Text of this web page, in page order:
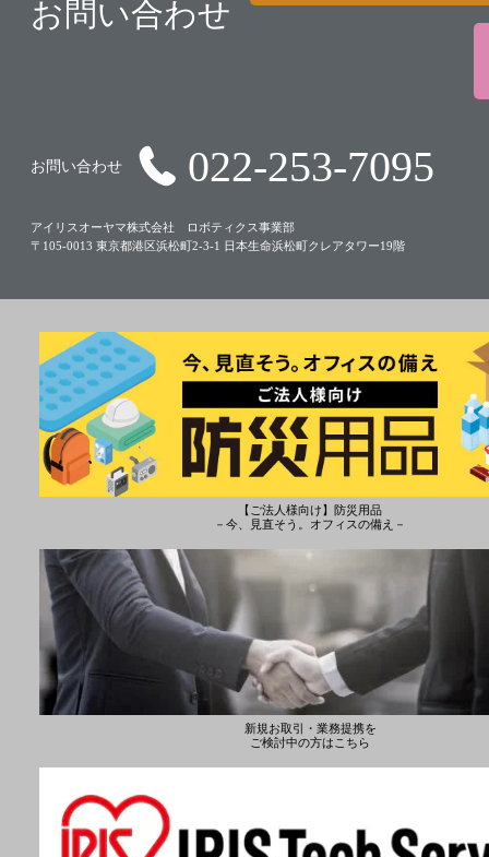
お問い合わせ
お問い合わせ 022-253-7095
アイリスオーヤマ株式会社 ロボティクス事業部
〒105-0013 東京都港区浜松町2-3-1 日本生命浜松町クレアタワー19階
【ご法人様向け】防災用品
－今、見直そう。オフィスの備え－
新規お取引・業務提携を
ご検討中の方はこちら